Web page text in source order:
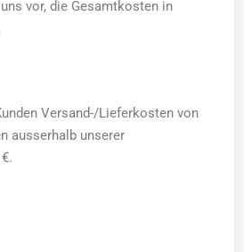
vor, die Gesamtkosten in
Versand-/Lieferkosten von
ausserhalb unserer